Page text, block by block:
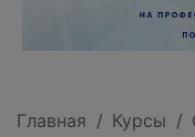
Главная Курсы